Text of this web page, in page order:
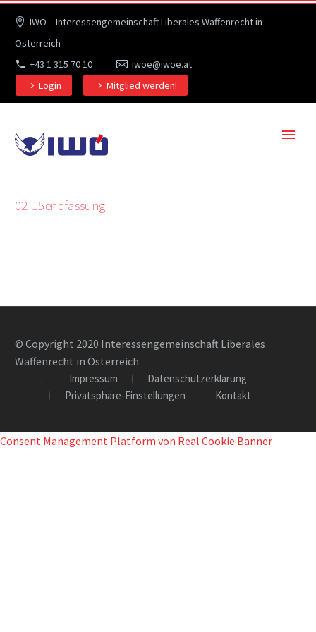
IWÖ – Interessengemeinschaft Liberales Waffenrecht in
Österreich
+43 1 315 70 10
iwoe@iwoe.at
Login
Mitglied werden!
02-15endfassung
© Copyright 2020 Interessengemeinschaft Liberales
Waffenrecht in Österreich
Impressum
Datenschutzerklärung
Privatsphäre-Einstellungen
Kontakt
Consent Management Platform von Real Cookie Banner